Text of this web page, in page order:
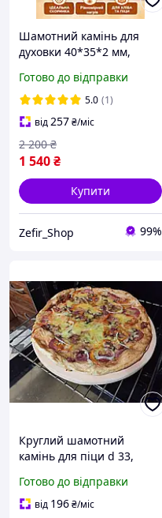
Шамотний камінь для
духовки 40*35*2 мм,
піци, хліба та домашньої
випічки
Готово до відправки
5.0 (1)
від257₴/міс
1 540₴
2 200 ₴
Купити
Zefir_Shop 99%
Круглий шамотний
камінь для піци d 33,
духовки та гриля
Готово до відправки
від 196₴/міс